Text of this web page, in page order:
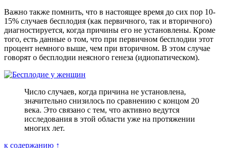
Важно также помнить, что в настоящее время до сих пор 10-
15% случаев бесплодия (как первичного, так и вторичного)
диагностируется, когда причины его не установлены. Кроме
того, есть данные о том, что при первичном бесплодии этот
процент немного выше, чем при вторичном. В этом случае
говорят о бесплодии неясного генеза (идиопатическом).
Число случаев, когда причина не установлена,
значительно снизилось по сравнению с концом 20
века. Это связано с тем, что активно ведутся
исследования в этой области уже на протяжении
многих лет.
к содержанию ↑